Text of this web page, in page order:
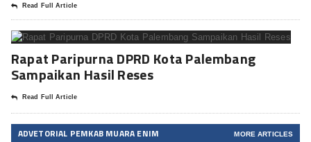
Read Full Article
Rapat Paripurna DPRD Kota Palembang
Sampaikan Hasil Reses
Read Full Article
ADVETORIAL PEMKAB MUARA ENIM MORE ARTICLES